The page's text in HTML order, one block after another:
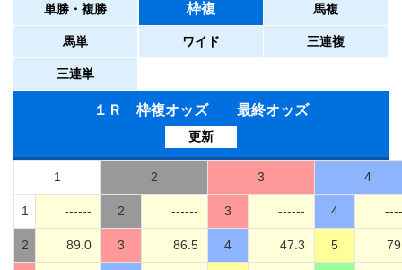
単勝・複勝 枠複 馬複
馬単 ワイド 三連複
三連単
１Ｒ 枠複オッズ 最終オッズ
更新
1 2 3 4
1 ------ 2 ------ 3 ------ 4
2 89.0 3 86.5 4 47.3 5